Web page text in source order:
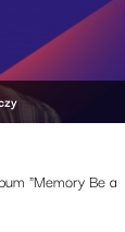
"Memory Be a